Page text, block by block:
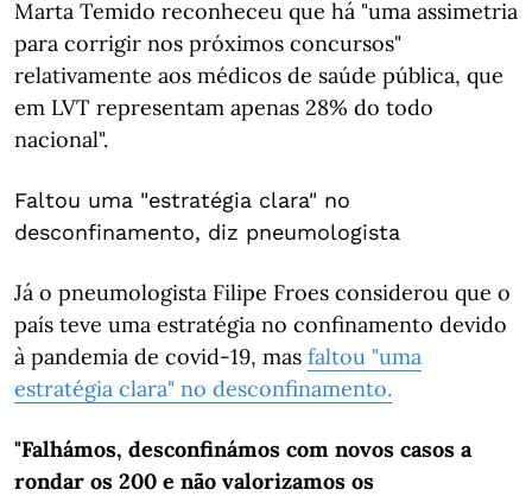
Marta Temido reconheceu que há "uma assimetria
para corrigir nos próximos concursos"
relativamente aos médicos de saúde pública, que
em LVT representam apenas 28% do todo
nacional".
Faltou uma "estratégia clara" no
desconfinamento, diz pneumologista
Já o pneumologista Filipe Froes considerou que o
país teve uma estratégia no confinamento devido
à pandemia de covid-19, mas faltou "uma
estratégia clara" no desconfinamento.
"Falhámos, desconfinámos com novos casos a
rondar os 200 e não valorizamos os